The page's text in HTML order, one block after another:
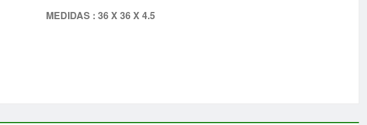
MEDIDAS : 36 X 36 X 4.5